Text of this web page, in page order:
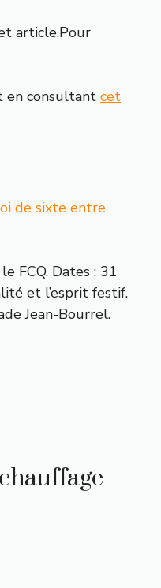
article.Pour
en consultant cet
de sixte entre
FCQ. Dates : 31
et l’esprit festif.
Jean-Bourrel.